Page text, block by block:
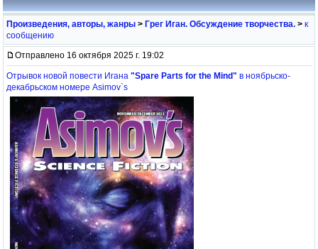
Произведения, авторы, жанры > Грег Иган. Обсуждение творчества. > к
сообщению
Отправлено 16 октября 2025 г. 19:02
Отрывок новой повести Игана "Spare Parts for the Mind" в ноябрьско-
декабрьском номере Asimov`s